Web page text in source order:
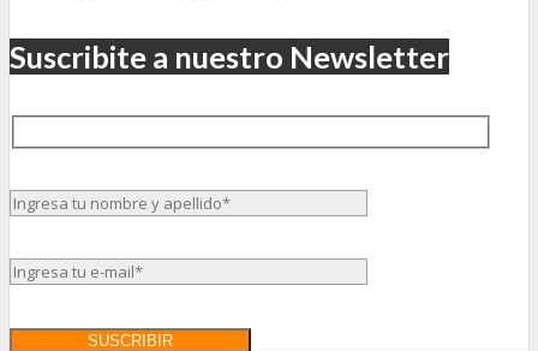
Suscribite a nuestro Newsletter